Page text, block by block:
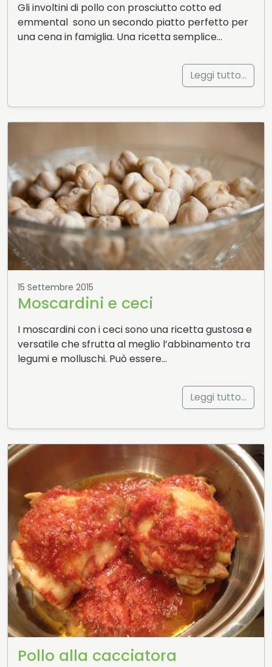
Gli involtini di pollo con prosciutto cotto ed
emmental sono un secondo piatto perfetto per
una cena in famiglia. Una ricetta semplice…
Leggi tutto…
15 Settembre 2015
Moscardini e ceci
I moscardini con i ceci sono una ricetta gustosa e
versatile che sfrutta al meglio l’abbinamento tra
legumi e molluschi. Può essere…
Leggi tutto…
Pollo alla cacciatora